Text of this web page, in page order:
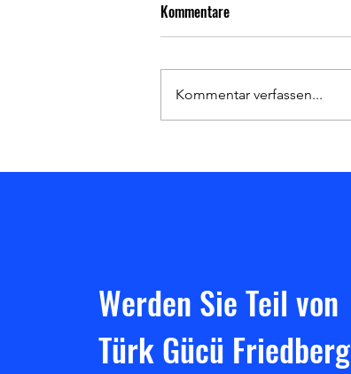
Kommentare
Kommentar verfassen...
Werden Sie Teil von
Türk Gücü Friedberg